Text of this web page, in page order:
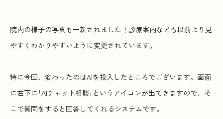
院内の様子の写真も一新されました！診療案内なども以前より見
やすくわかりやすいように変更されています。
特に今回、変わったのはAIを投入したところでございます。画面
に左下に｢AIチャット相談｣というアイコンが出てきますので、そ
こで質問をすると回答してくれるシステムです。